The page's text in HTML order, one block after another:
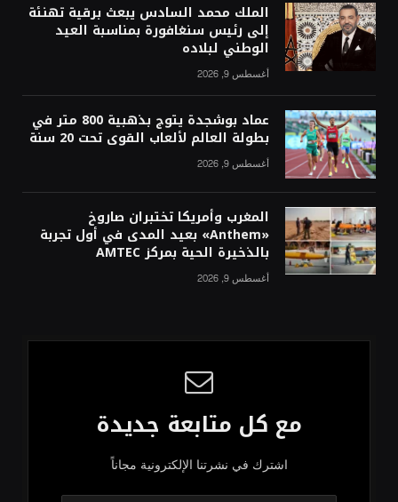
الملك محمد السادس يبعث برقية تهنئة
إلى رئيس سنغافورة بمناسبة العيد
الوطني لبلاده
أغسطس 9, 2026
عماد بوشجدة يتوج بذهبية 800 متر في
بطولة العالم لألعاب القوى تحت 20 سنة
أغسطس 9, 2026
المغرب وأمريكا تختبران صاروخ
«Anthem» بعيد المدى في أول تجربة
بالذخيرة الحية بمركز AMTEC
أغسطس 9, 2026
مع كل متابعة جديدة
اشترك في نشرتنا الإلكترونية مجاناً